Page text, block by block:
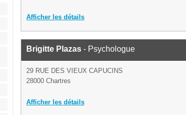
Afficher les détails
Brigitte Plazas - Psychologue
29 RUE DES VIEUX CAPUCINS
28000 Chartres
Afficher les détails